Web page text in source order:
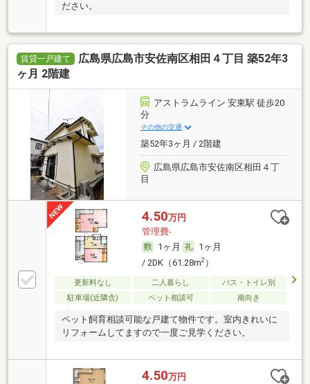
ださい。
賃貸一戸建て
広島県広島市安佐南区相田４丁目 築52年3
ヶ月 2階建
アストラムライン 安東駅 徒歩20
分
その他の交通
築52年3ヶ月 / 2階建
広島県広島市安佐南区相田４丁
目
4.50万円
管理費-
1ヶ月
1ヶ月
/ 2DK（61.28m2）
更新料なし 二人暮らし
バス・トイレ別
駐車場(近隣含)
ペット相談可 南向き
ペット飼育相談可能な戸建て物件です。室内きれいに
リフォームしてますので一度ご見学ください。
4.50万円